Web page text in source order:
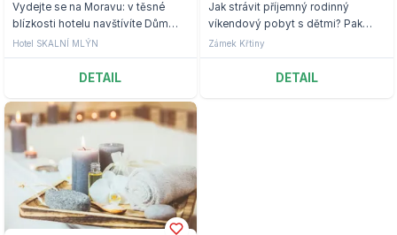
Vydejte se na Moravu: v těsné
blízkosti hotelu navštívíte Dům
přírody Moravského krasu
Hotel SKALNÍ MLÝN
DETAIL
Jak strávit příjemný rodinný
víkendový pobyt s dětmi? Pak
přijeďte do Moravského Krasu.
Zámek Křtiny
DETAIL